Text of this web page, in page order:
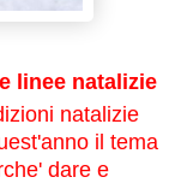
linee natalizie
natalizie
il tema
dare e